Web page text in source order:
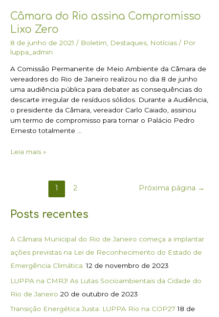
Câmara do Rio assina Compromisso
Lixo Zero
8 de junho de 2021/ Boletim Destaques Notícias / Por
luppa_admin
A Comissão Permanente de Meio Ambiente da Câmara de
vereadores do Rio de Janeiro realizou no dia 8 de junho
uma audiência pública para debater as consequências do
descarte irregular de resíduos sólidos. Durante a Audiência,
o presidente da Câmara, vereador Carlo Caiado, assinou
um termo de compromisso para tornar o Palácio Pedro
Ernesto totalmente …
Leia mais »
1 2 Próxima página →
Posts recentes
A Câmara Municipal do Rio de Janeiro começa a implantar
ações previstas na Lei de Reconhecimento do Estado de
Emergência Climática. 12 de novembro de 2023
LUPPA na CMRJ! As Lutas Socioambientais da Cidade do
Rio de Janeiro 20 de outubro de 2023
Transição Energética Justa: LUPPA Rio na COP27 18 de